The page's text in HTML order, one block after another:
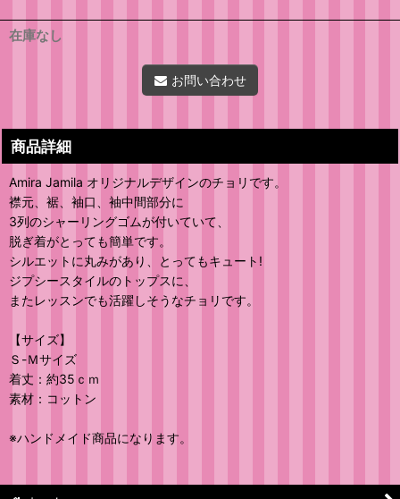
在庫なし
お問い合わせ
商品詳細
Amira Jamila オリジナルデザインのチョリです。
襟元、裾、袖口、袖中間部分に
3列のシャーリングゴムが付いていて、
脱ぎ着がとっても簡単です。
シルエットに丸みがあり、とってもキュート!
ジプシースタイルのトップスに、
またレッスンでも活躍しそうなチョリです。
【サイズ】
Ｓ-Ｍサイズ
着丈：約35ｃｍ
素材：コットン
※ハンドメイド商品になります。